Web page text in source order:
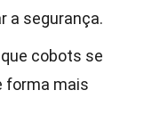
a segurança.
cobots se
forma mais